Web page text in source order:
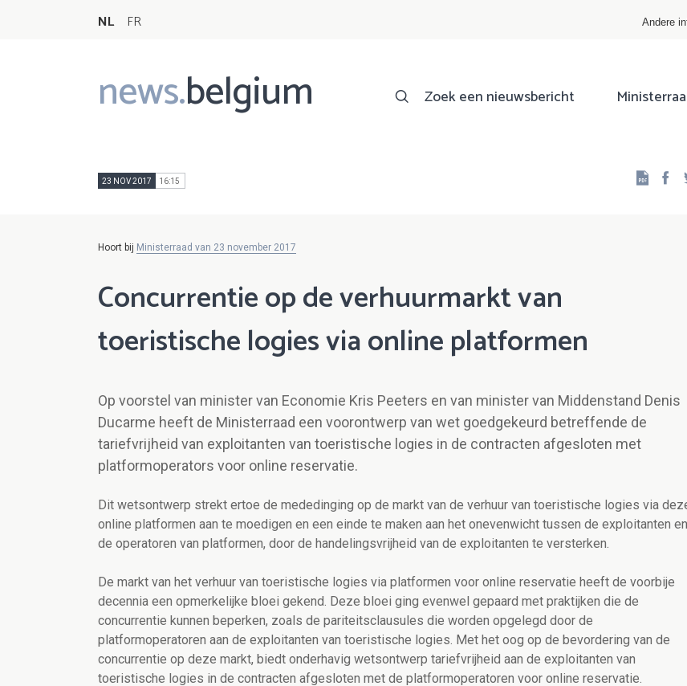
NL FR Andere
news.belgium
Main
navigation
Zoek een nieuwsbericht
23 NOV 2017 16:15
Hoort bij Ministerraad van 23 november 2017
Concurrentie op de verhuurmarkt van
toeristische logies via online platformen
Op voorstel van minister van Economie Kris Peeters en van minister van Middenstand Denis
Ducarme heeft de Ministerraad een voorontwerp van wet goedgekeurd betreffende de
tariefvrijheid van exploitanten van toeristische logies in de contracten afgesloten met
platformoperators voor online reservatie.
Dit wetsontwerp strekt ertoe de mededinging op de markt van de verhuur van toeristische logies via
online platformen aan te moedigen en een einde te maken aan het onevenwicht tussen de exploitanten en
de operatoren van platformen, door de handelingsvrijheid van de exploitanten te versterken.
De markt van het verhuur van toeristische logies via platformen voor online reservatie heeft de voorbije
decennia een opmerkelijke bloei gekend. Deze bloei ging evenwel gepaard met praktijken die de
concurrentie kunnen beperken, zoals de pariteitsclausules die worden opgelegd door de
platformoperatoren aan de exploitanten van toeristische logies. Met het oog op de bevordering van de
concurrentie op deze markt, biedt onderhavig wetsontwerp tariefvrijheid aan de exploitanten van
toeristische logies in de contracten afgesloten met de platformoperatoren voor online reservatie.